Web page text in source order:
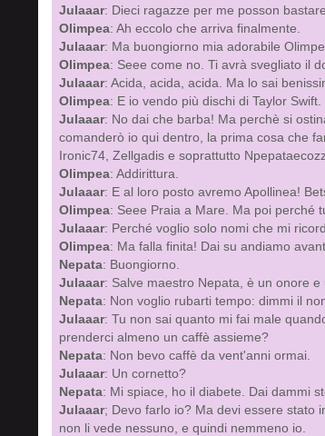
Julaaar: Dieci ragazze per me posson
Olimpea: Ah eccolo che arriva finalmente.
Julaaar: Ma buongiorno mia adorabile
Olimpea: Seee come no. Ti avrà svegliato il
Julaaar: Acida, acida, acida. Ma lo sai
Olimpea: E io vendo più dischi di Taylor Swift.
Julaaar: No dai che barba! Ma perchè si
comanderò io qui dentro, la prima cosa che
Ironic74, Zellgadis e soprattutto Npepataecozz
Olimpea: Addirittura.
Julaaar: E al loro posto avremo Apollinea!
Olimpea: Seee Praia a Mare. Ma poi perché
Julaaar: Perché voglio solo nomi che mi
Olimpea: Ma falla finita! Dai su andiamo
Nepata: Buongiorno.
Julaaar: Salve maestro Nepata, è un onore e
Nepata: Non voglio rubarti tempo: dimmi il
Julaaar: Tu non sai quanto mi fai male
prenderci almeno un caffè assieme?
Nepata: Non bevo caffè da vent'anni ormai.
Julaaar: Un cornetto?
Nepata: Mi spiace, ho il diabete. Dai dammi
Julaaar; Devo farlo io? Ma devi essere stato
non li vede nessuno, e quindi nemmeno io.